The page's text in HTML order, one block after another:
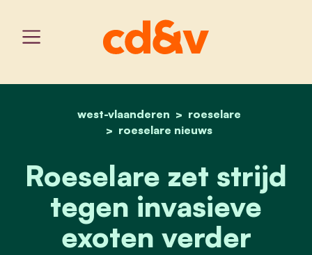
home
west-vlaanderen
roeselare
roeselare nieuws
roeselare zet strijd
Roeselare zet strijd
tegen invasieve
exoten verder